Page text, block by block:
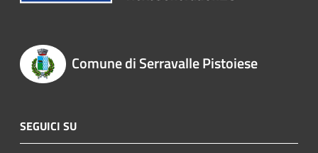
Comune di Serravalle Pistoiese
SEGUICI SU